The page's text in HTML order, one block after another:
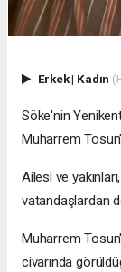
Erkek| Kadın
Söke'nin
Muharrem
Ailesi ve
vatandaşlardan
Muharrem
civarında